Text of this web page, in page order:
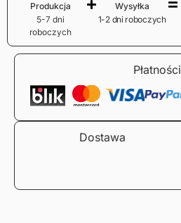
Produkcja
5-7 dni
roboczych
Wysyłka
1-2 dni roboczych
Płatności
Dostawa